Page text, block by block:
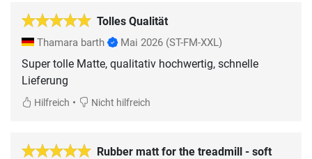
Tolles Qualität
Thamara barth Mai 2026 (ST-FM-XXL)
Super tolle Matte, qualitativ hochwertig, schnelle
Lieferung
Hilfreich • Nicht hilfreich
Rubber matt for the treadmill - soft